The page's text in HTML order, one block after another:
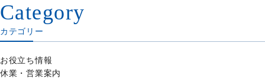
Category
カテゴリー
お役立ち情報
休業・営業案内